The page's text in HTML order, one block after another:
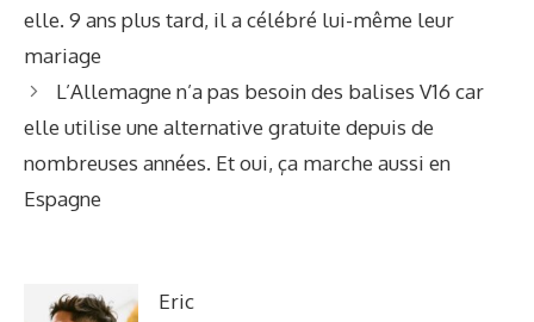
elle. 9 ans plus tard, il a célébré lui-même leur
mariage
L’Allemagne n’a pas besoin des balises V16 car
elle utilise une alternative gratuite depuis de
nombreuses années. Et oui, ça marche aussi en
Espagne
Eric